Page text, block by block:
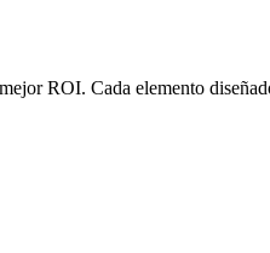
ROI. Cada elemento